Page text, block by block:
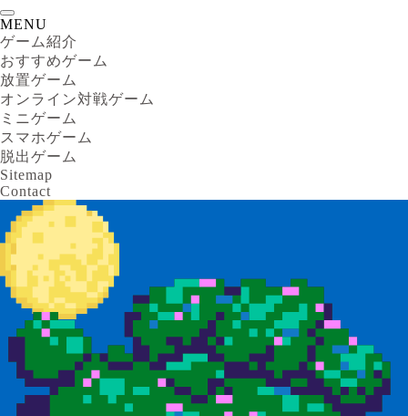
MENU
ゲーム紹介
おすすめゲーム
放置ゲーム
オンライン対戦ゲーム
ミニゲーム
スマホゲーム
脱出ゲーム
Sitemap
Contact